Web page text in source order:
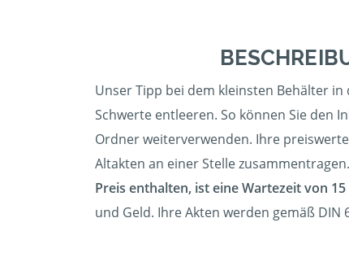
Unser Tipp bei dem kleinsten Behälter
Schwerte entleeren. So können Sie den
Ordner weiterverwenden. Ihre
Altakten an einer Stelle
Preis enthalten, ist eine Wartezeit von
und Geld. Ihre Akten werden gemäß